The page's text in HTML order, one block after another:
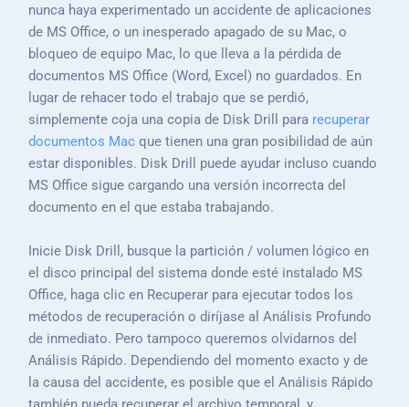
nunca haya experimentado un accidente de aplicaciones
de MS Office, o un inesperado apagado de su Mac, o
bloqueo de equipo Mac, lo que lleva a la pérdida de
documentos MS Office (Word, Excel) no guardados. En
lugar de rehacer todo el trabajo que se perdió,
simplemente coja una copia de Disk Drill para recuperar
documentos Mac que tienen una gran posibilidad de aún
estar disponibles. Disk Drill puede ayudar incluso cuando
MS Office sigue cargando una versión incorrecta del
documento en el que estaba trabajando.
Inicie Disk Drill, busque la partición / volumen lógico en
el disco principal del sistema donde esté instalado MS
Office, haga clic en Recuperar para ejecutar todos los
métodos de recuperación o diríjase al Análisis Profundo
de inmediato. Pero tampoco queremos olvidarnos del
Análisis Rápido. Dependiendo del momento exacto y de
la causa del accidente, es posible que el Análisis Rápido